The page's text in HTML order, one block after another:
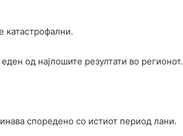
од најлошите резултати во регионот.
споредено со истиот период лани.